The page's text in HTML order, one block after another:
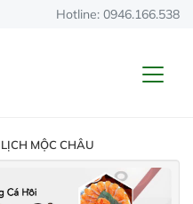
Hotline: 0946.166.538
MỘC CHÂU